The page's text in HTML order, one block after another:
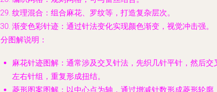
纹理混合：组合麻花、罗纹等，打造复杂层次。
渐变色彩针迹：通过针法变化实现颜色渐变，视觉冲击强。
图解说明：
麻花针迹图解：通常涉及交叉针法，先织几针平针，然后交
左右针组，重复形成扭结。
菱形图案图解：以中心点为轴，通过增减针数形成菱形轮廓